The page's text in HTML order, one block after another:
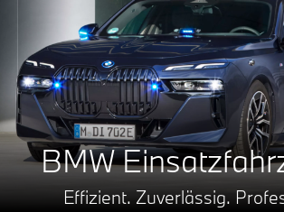
BMW
Effizient. Zuverlässig.